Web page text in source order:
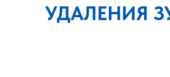
УДАЛЕНИЯ